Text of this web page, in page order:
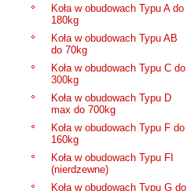
Koła w obudowach Typu A do
180kg
Koła w obudowach Typu AB
do 70kg
Koła w obudowach Typu C do
300kg
Koła w obudowach Typu D
max do 700kg
Koła w obudowach Typu F do
160kg
Koła w obudowach Typu FI
(nierdzewne)
Koła w obudowach Typu G do